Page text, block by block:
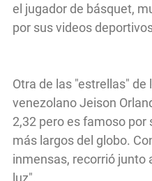
el jugador de básquet,
por sus videos
Otra de las "estrellas" de
venezolano Jeison
2,32 pero es famoso por
más largos del globo.
inmensas, recorrió junto
luz".